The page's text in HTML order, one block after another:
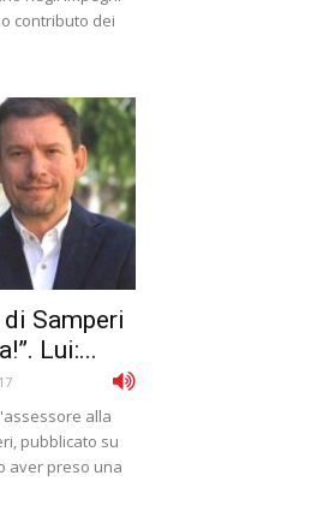
contributo dei
Samperi
Lui:...
alla
pubblicato su
aver preso una